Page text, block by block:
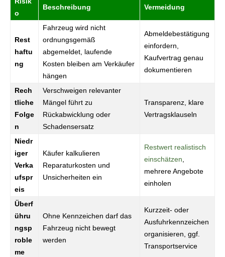
o
Beschreibung Vermeidung
Rest
haftu
ng
Fahrzeug wird nicht
ordnungsgemäß
abgemeldet, laufende
Kosten bleiben am Verkäufer
hängen
Abmeldebestätigung
einfordern,
Kaufvertrag genau
dokumentieren
Rech
tliche
Folge
n
Verschweigen relevanter
Mängel führt zu
Rückabwicklung oder
Schadensersatz
Transparenz, klare
Vertragsklauseln
Niedr
iger
Verka
ufspr
eis
Käufer kalkulieren
Reparaturkosten und
Unsicherheiten ein
Restwert realistisch
einschätzen
mehrere Angebote
einholen
Überf
ühru
ngsp
roble
me
Ohne Kennzeichen darf das
Fahrzeug nicht bewegt
werden
Kurzzeit- oder
Ausfuhrkennzeichen
organisieren, ggf.
Transportservice